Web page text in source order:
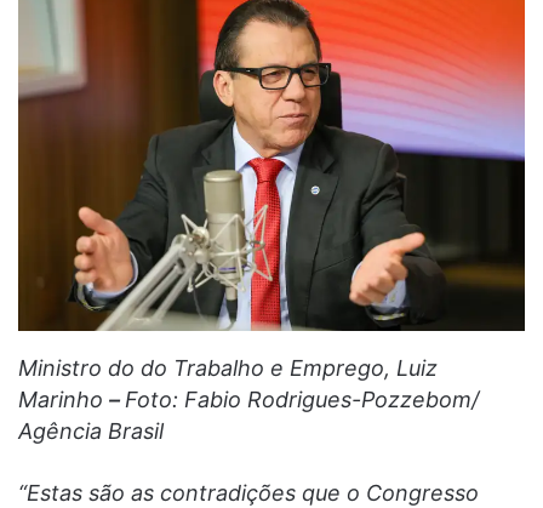
Ministro do do Trabalho e Emprego, Luiz
Marinho – Foto: Fabio Rodrigues-Pozzebom/
Agência Brasil
“Estas são as contradições que o Congresso